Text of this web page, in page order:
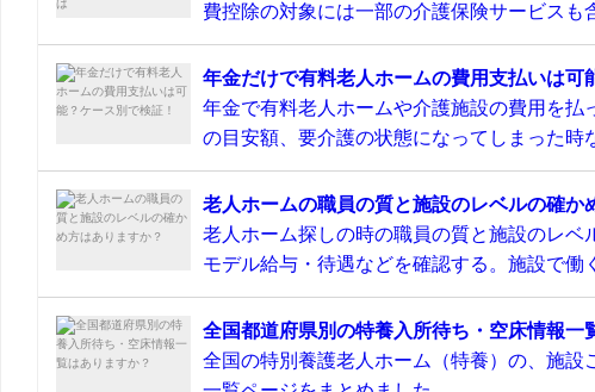
費控除の対象には一部の介護保険サービスも
年金だけで有料老人ホームの費用支払いは可
年金で有料老人ホームや介護施設の費用を
の目安額、要介護の状態になってしまった時
老人ホームの職員の質と施設のレベルの確か
老人ホーム探しの時の職員の質と施設のレベ
モデル給与・待遇などを確認する。施設で働
全国都道府県別の特養入所待ち・空床情報一
全国の特別養護老人ホーム（特養）の、施